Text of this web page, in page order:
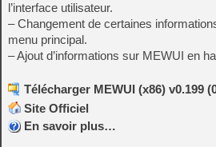
l’interface utilisateur.
– Changement de certaines
menu principal.
– Ajout d’informations sur MEWUI en
Télécharger MEWUI (x86) v0.199
Site Officiel
En savoir plus…